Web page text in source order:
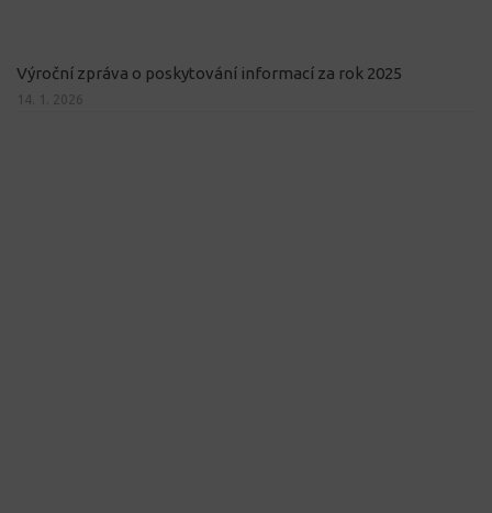
Výroční zpráva o poskytování informací za rok 2025
14. 1. 2026